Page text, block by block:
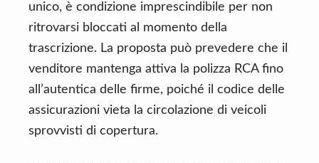
unico, è condizione imprescindibile per non
ritrovarsi bloccati al momento della
trascrizione. La proposta può prevedere che il
venditore mantenga attiva la polizza RCA fino
all’autentica delle firme, poiché il codice delle
assicurazioni vieta la circolazione di veicoli
sprovvisti di copertura.